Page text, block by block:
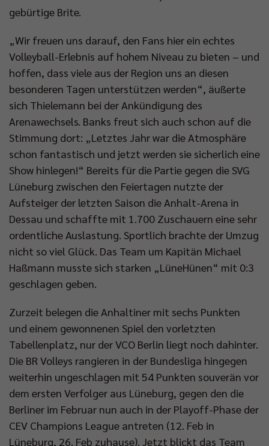
gebürtige Brite.
„Wir freuen uns darauf, den Fans hier ein echtes
Volleyball-Erlebnis auf hohem Niveau zu bieten – und
hoffen, dass viele aus der Region uns an diesen
besonderen Tagen unterstützen werden“, äußerte
sich Thielemann bei der Ankündigung des
Arenawechsels. Banks freut sich auch schon auf die
Stimmung dort: „Letztes Jahr war die Atmosphäre
schon fantastisch und jetzt werden sie sicherlich eine
Show hinlegen!“ Bereits für die Partie gegen die SVG
Lüneburg zwischen den Feiertagen nutzte der
Aufsteiger der letzten Saison die Anhalt-Arena in
Dessau und schaffte mit 1.700 Zuschauern eine sehr
ordentliche Auslastung. Sportlich brachte der Umzug
nicht so viel Glück. Das Team um Kapitän Michael
Haßmann musste sich starken „LüneHünen“ mit 0:3
geschlagen geben.
Zurzeit belegen die Anhaltiner mit sechs Punkten
und einem gewonnenen Spiel den vorletzten
Tabellenplatz, nur der VCO Berlin liegt noch dahinter.
Die BR Volleys rangieren in der Bundesliga hingegen
weiterhin ungeschlagen mit 54 Punkten souverän vor
dem ersten Verfolger aus Lüneburg, gegen den die
Berliner im Februar nun auch in der Playoff-Phase der
CEV Champions League antreten (12. Feb in
Lüneburg, 26. Feb zuhause). Jetzt blickt das Team